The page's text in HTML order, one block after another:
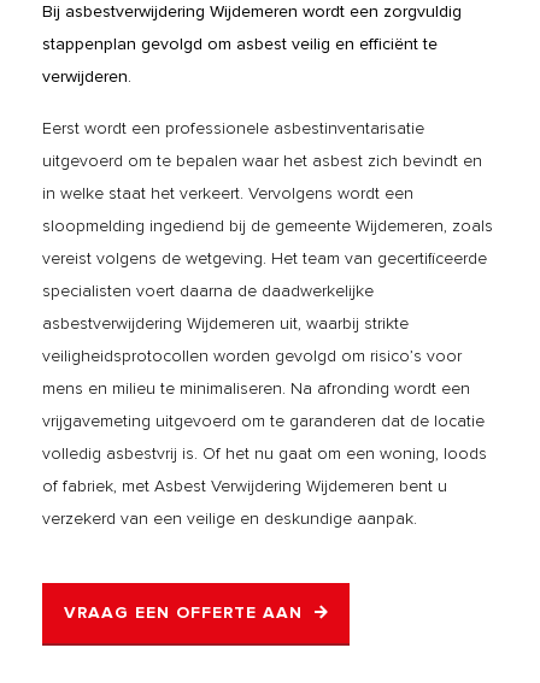
Bij asbestverwijdering Wijdemeren wordt een zorgvuldig
stappenplan gevolgd om asbest veilig en efficiënt te
verwijderen.
Eerst wordt een professionele asbestinventarisatie
uitgevoerd om te bepalen waar het asbest zich bevindt en
in welke staat het verkeert. Vervolgens wordt een
sloopmelding ingediend bij de gemeente Wijdemeren, zoals
vereist volgens de wetgeving. Het team van gecertificeerde
specialisten voert daarna de daadwerkelijke
asbestverwijdering Wijdemeren uit, waarbij strikte
veiligheidsprotocollen worden gevolgd om risico’s voor
mens en milieu te minimaliseren. Na afronding wordt een
vrijgavemeting uitgevoerd om te garanderen dat de locatie
volledig asbestvrij is. Of het nu gaat om een woning, loods
of fabriek, met Asbest Verwijdering Wijdemeren bent u
verzekerd van een veilige en deskundige aanpak.
VRAAG EEN OFFERTE AAN